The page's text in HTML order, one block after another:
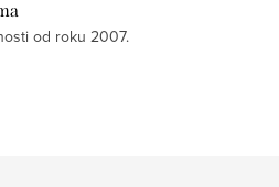
od roku 2007.